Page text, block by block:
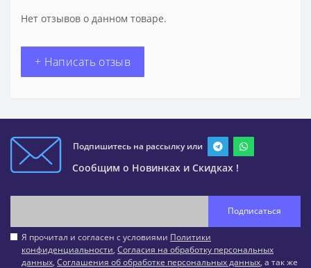
Нет отзывов о данном товаре.
+ Написать отзыв
Подпишитесь на рассылку или
Сообщим о Новинках и Скидках !
Подписаться
Я прочитал и согласен с условиями Политики
конфиденциальности, Согласия на обработку персональных
данных, Соглашения об обработке персональных данных, а так же